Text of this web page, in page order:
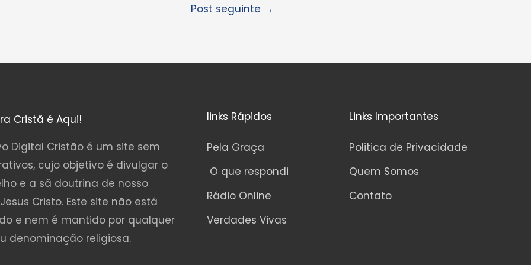
Post seguinte →
Cristã é Aqui!
Digital Cristão é um site sem
cujo objetivo é divulgar o
e a sã doutrina de nosso
Cristo. Este site não está
e nem é mantido por qualquer
denominação religiosa.
links Rápidos
Pela Graça
O que respondi
Rádio Online
Verdades Vivas
Links Importantes
Politica de Privacidade
Quem Somos
Contato